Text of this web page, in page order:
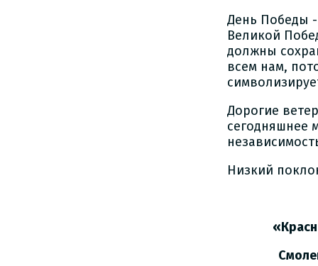
День Победы
Великой
должны
всем нам,
Дорогие
сегодняшнее
Низкий